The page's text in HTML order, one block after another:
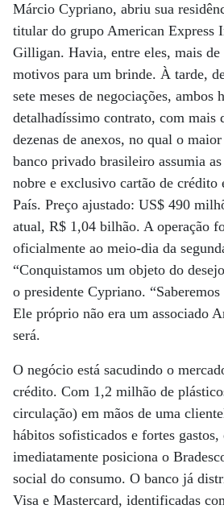
Márcio Cypriano, abriu sua
titular do grupo American Express
Gilligan. Havia, entre eles, mais
motivos para um brinde. À tarde,
sete meses de negociações, ambos
detalhadíssimo contrato, com mais
dezenas de anexos, no qual o
banco privado brasileiro assumia
nobre e exclusivo cartão de crédito
País. Preço ajustado: US$ 490
atual, R$ 1,04 bilhão. A operação
oficialmente ao meio-dia da
“Conquistamos um objeto do
o presidente Cypriano.
Ele próprio não era um associado
será.
O negócio está sacudindo o
crédito. Com 1,2 milhão de
circulação) em mãos de uma
hábitos sofisticados e fortes
imediatamente posiciona o
social do consumo. O banco já
Visa e Mastercard, identificadas